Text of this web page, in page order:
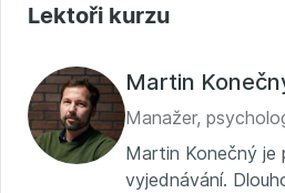
Lektoři kurzu
Martin
Manažer,
Martin Konečný je
vyjednávání.